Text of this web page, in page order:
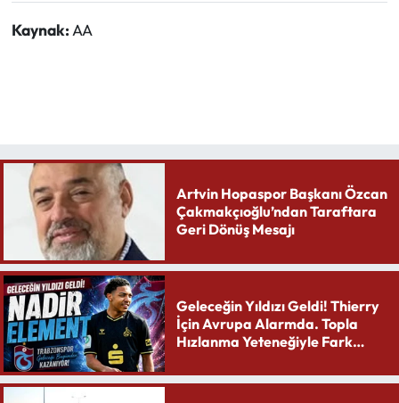
Kaynak:AA
Artvin Hopaspor Başkanı Özcan
Çakmakçıoğlu’ndan Taraftara
Geri Dönüş Mesajı
Geleceğin Yıldızı Geldi! Thierry
İçin Avrupa Alarmda. Topla
Hızlanma Yeteneğiyle Fark